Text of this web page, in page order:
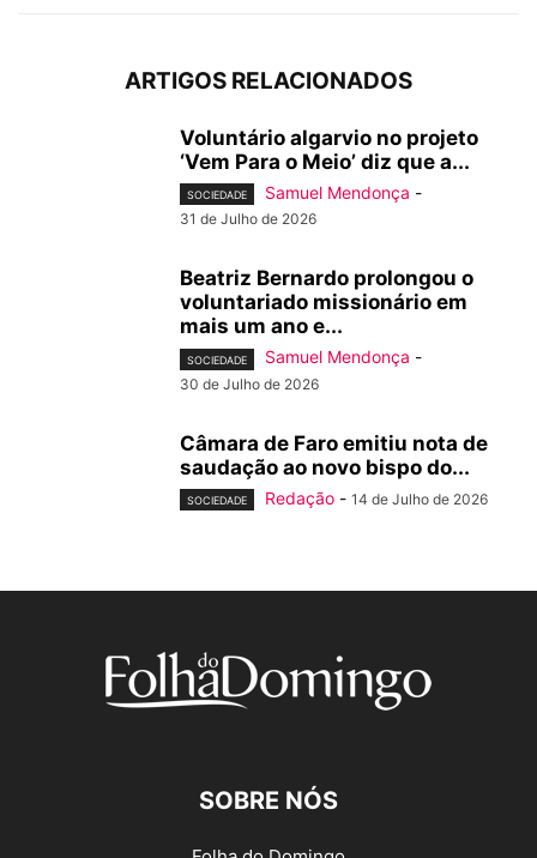
ARTIGOS RELACIONADOS
Voluntário algarvio no projeto
‘Vem Para o Meio’ diz que a...
SOCIEDADE Samuel Mendonça -
31 de Julho de 2026
Beatriz Bernardo prolongou o
voluntariado missionário em
mais um ano e...
SOCIEDADE Samuel Mendonça -
30 de Julho de 2026
Câmara de Faro emitiu nota de
saudação ao novo bispo do...
SOCIEDADE Redação - 14 de Julho de 2026
SOBRE NÓS